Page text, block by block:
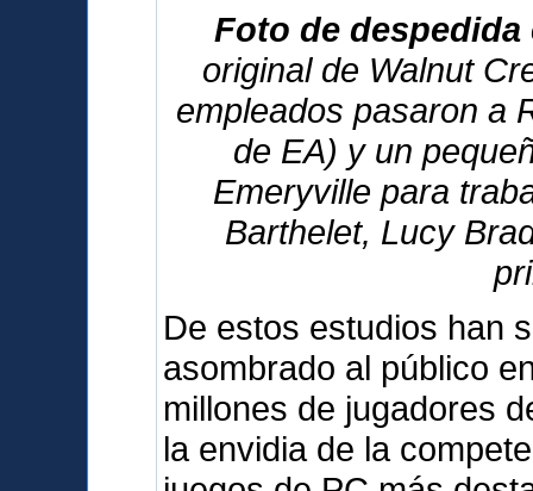
Foto de despedida
original de Walnut
empleados pasaron a
de EA) y un
Emeryville para
Barthelet, Lucy
De estos estudios han
asombrado al público
millones de jugadores
la envidia de la